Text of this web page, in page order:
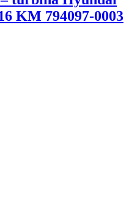
KM 794097-0003